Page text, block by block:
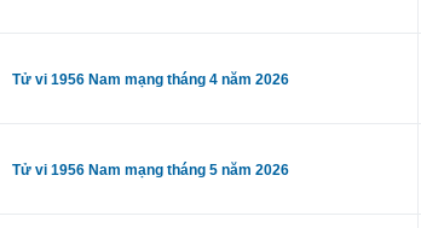
Tử vi 1956 Nam mạng tháng 4 năm 2026
Tử vi 1956 Nam mạng tháng 5 năm 2026